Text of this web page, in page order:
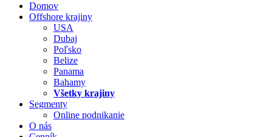
Domov
Offshore krajiny
USA
Dubaj
Poľsko
Belize
Panama
Bahamy
Všetky krajiny
Segmenty
Online podnikanie
O nás